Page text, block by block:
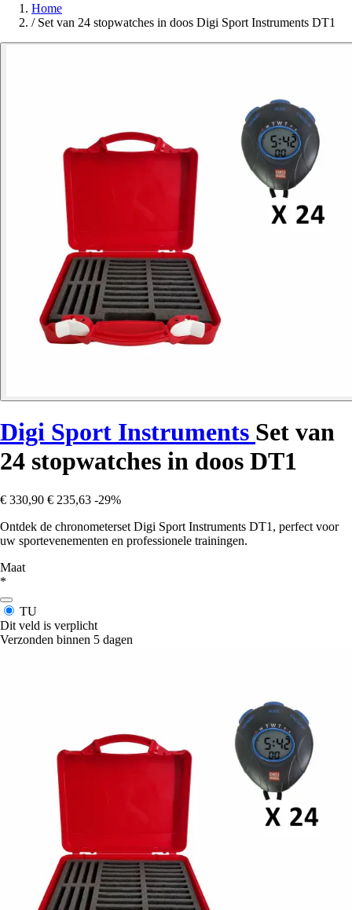
Home
/ Set van 24 stopwatches in doos Digi Sport Instruments DT1
Digi Sport Instruments Set van
24 stopwatches in doos DT1
€ 330,90 € 235,63 -29%
Ontdek de chronometerset Digi Sport Instruments DT1, perfect voor
uw sportevenementen en professionele trainingen.
Maat
*
TU
Dit veld is verplicht
Verzonden binnen 5 dagen